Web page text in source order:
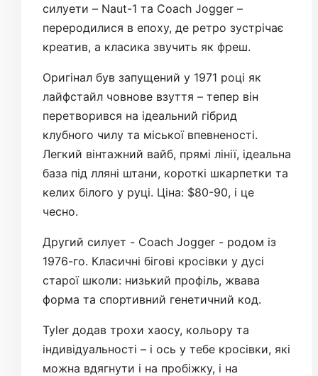
силуети – Naut-1 та Coach Jogger –
переродилися в епоху, де ретро зустрічає
креатив, а класика звучить як фреш.
Оригінал був запущений у 1971 році як
лайфстайл човнове взуття – тепер він
перетворився на ідеальний гібрид
клубного чилу та міської впевненості.
Легкий вінтажний вайб, прямі лінії, ідеальна
база під лляні штани, короткі шкарпетки та
келих білого у руці. Ціна: $80-90, і це
чесно.
Другий силует - Coach Jogger - родом із
1976-го. Класичні бігові кросівки у дусі
старої школи: низький профіль, жвава
форма та спортивний генетичний код.
Tyler додав трохи хаосу, кольору та
індивідуальності – і ось у тебе кросівки, які
можна вдягнути і на пробіжку, і на